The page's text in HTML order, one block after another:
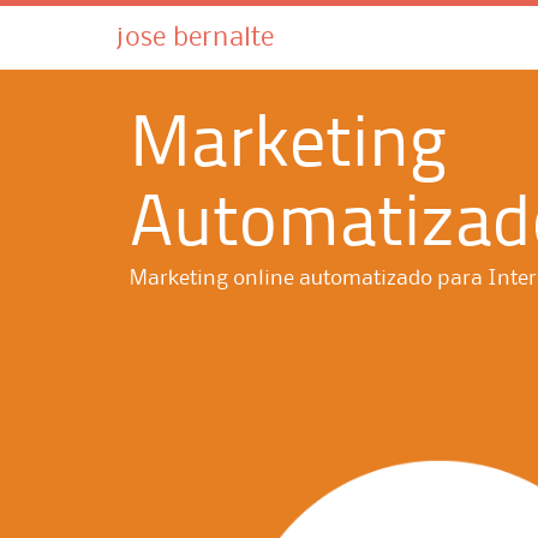
jose bernalte
Marketing
Marketing online automatizado para